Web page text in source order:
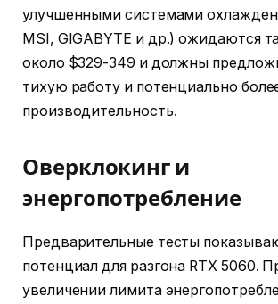
улучшенными системами
MSI, GIGABYTE и др.) ожидаются
около $329-349 и должны
тихую работу и потенциально
производительность.
Оверклокинг и
энергопотребление
Предварительные тесты
потенциал для разгона RTX 5060.
увеличении лимита